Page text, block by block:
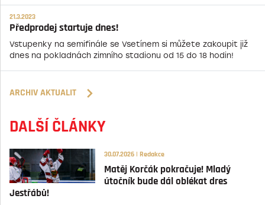
21.3.2023
Předprodej startuje dnes!
Vstupenky na semifinále se Vsetínem si můžete zakoupit již
dnes na pokladnách zimního stadionu od 15 do 18 hodin!
ARCHIV AKTUALIT
DALŠÍ ČLÁNKY
30.07.2026 | Redakce
Matěj Korčák pokračuje! Mladý
útočník bude dál oblékat dres
Jestřábů!